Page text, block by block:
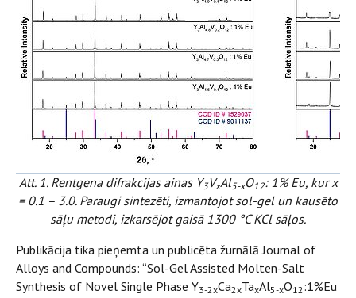
Att. 1. Rentgena difrakcijas ainas Y3VxAl5-xO12: 1% Eu, kur x
= 0.1 – 3.0. Paraugi sintezēti, izmantojot sol-gel un kausēto
sāļu metodi, izkarsējot gaisā 1300 °C KCl sāļos.
Publikācija tika pieņemta un publicēta žurnālā Journal of
Alloys and Compounds: “Sol-Gel Assisted Molten-Salt
Synthesis of Novel Single Phase Y3-2xCa2xTaxAl5-xO12 :1%Eu